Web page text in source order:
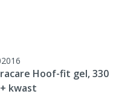
Hoof-fit gel, 330
kwast